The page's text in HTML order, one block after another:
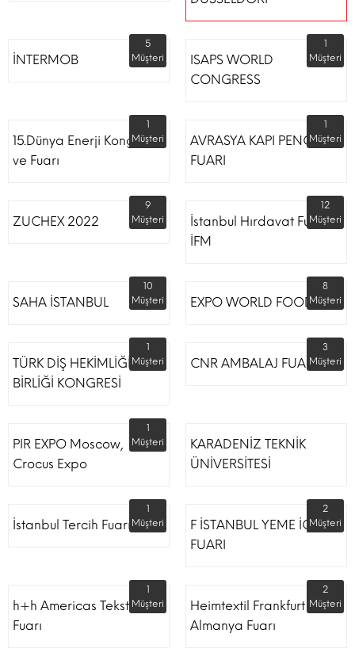
İNTERMOB
5
Müşteri
ISAPS WORLD
CONGRESS
1
Müşteri
15.Dünya Enerji Kongresi
ve Fuarı
1
Müşteri
AVRASYA KAPI PENCERE
FUARI
1
Müşteri
ZUCHEX 2022
9
Müşteri
İstanbul Hırdavat Fuarı
İFM
12
Müşteri
SAHA İSTANBUL
10
Müşteri
EXPO WORLD FOOD
8
Müşteri
TÜRK DİŞ HEKİMLİĞİ
BİRLİĞİ KONGRESİ
1
Müşteri
CNR AMBALAJ FUARI
3
Müşteri
PIR EXPO Moscow,
Crocus Expo
1
Müşteri
KARADENİZ TEKNİK
ÜNİVERSİTESİ
İstanbul Tercih Fuarı
1
Müşteri
F İSTANBUL YEME İÇME
FUARI
2
Müşteri
h+h Americas Tekstil
Fuarı
1
Müşteri
Heimtextil Frankfurt
Almanya Fuarı
2
Müşteri